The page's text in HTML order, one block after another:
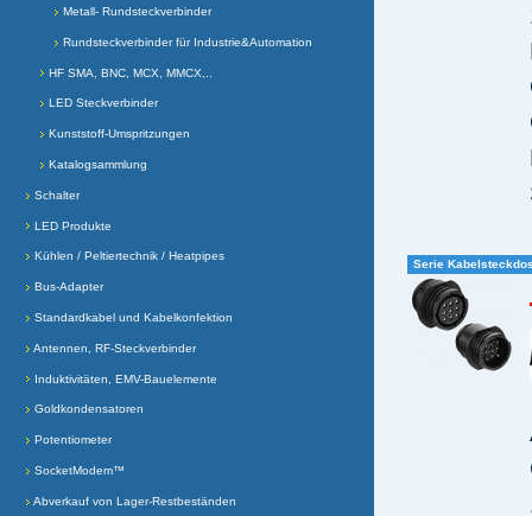
Metall- Rundsteckverbinder
Rundsteckverbinder für Industrie&Automation
HF SMA, BNC, MCX, MMCX,..
LED Steckverbinder
Kunststoff-Umspritzungen
Katalogsammlung
Schalter
LED Produkte
Kühlen / Peltiertechnik / Heatpipes
Bus-Adapter
Standardkabel und Kabelkonfektion
Antennen, RF-Steckverbinder
Induktivitäten, EMV-Bauelemente
Goldkondensatoren
Potentiometer
SocketModem™
Abverkauf von Lager-Restbeständen
Serie